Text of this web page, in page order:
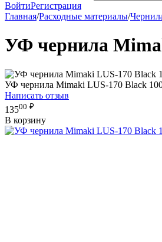
ВойтиРегистрация
Главная/Расходные материалы/
УФ чернила
УФ чернила Mimaki LUS-170 Black
Написать отзыв
13500 ₽
В корзину